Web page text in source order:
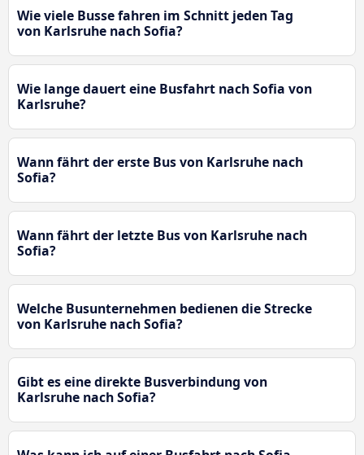
Wie viele Busse fahren im Schnitt jeden Tag
von Karlsruhe nach Sofia?
Wie lange dauert eine Busfahrt nach Sofia von
Karlsruhe?
Wann fährt der erste Bus von Karlsruhe nach
Sofia?
Wann fährt der letzte Bus von Karlsruhe nach
Sofia?
Welche Busunternehmen bedienen die Strecke
von Karlsruhe nach Sofia?
Gibt es eine direkte Busverbindung von
Karlsruhe nach Sofia?